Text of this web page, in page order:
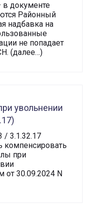
в документе
Районный
надбавка на
не попадает
(далее…)
увольнении
/ 3.1.32.17
компенсировать
при
30.09.2024 N